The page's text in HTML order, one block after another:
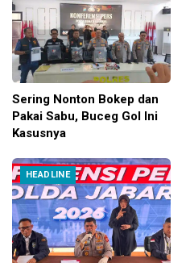
Sering Nonton Bokep dan
Pakai Sabu, Buceg Gol Ini
Kasusnya
HEADLINE